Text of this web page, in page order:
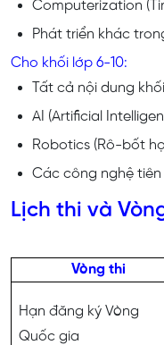
Computerization
Phát triển khác
Cho khối lớp 6-10:
Tất cả nội dung
AI (Artificial
Robotics (Rô-bốt
Các công nghệ tiên
Lịch thi và
Vòng thi
Hạn đăng ký Vòng
Quốc gia